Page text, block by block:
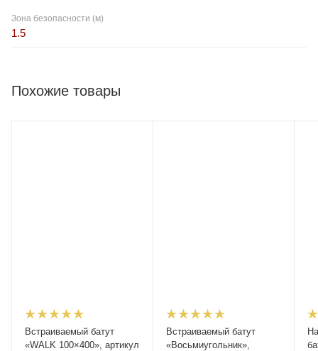
Зона безопасности (м)
1.5
Похожие товары
Встраиваемый батут
«WALK 100×400», артикул
Встраиваемый батут
«Восьмиугольник»,